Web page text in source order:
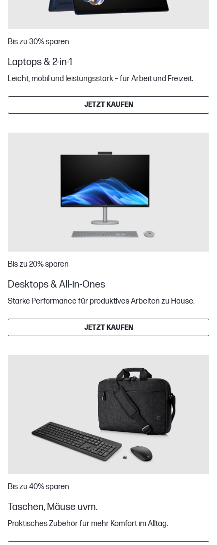
Bis zu 30% sparen
Laptops & 2-in-1
Leicht, mobil und leistungsstark – für Arbeit und Freizeit.
JETZT KAUFEN
Bis zu 20% sparen
Desktops & All-in-Ones
Starke Performance für produktives Arbeiten zu Hause.
JETZT KAUFEN
Bis zu 40% sparen
Taschen, Mäuse uvm.
Praktisches Zubehör für mehr Komfort im Alltag.